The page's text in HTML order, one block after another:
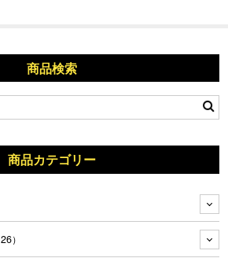
商品検索
商品カテゴリー
）